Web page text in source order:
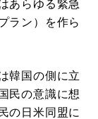
あらゆる緊急
ラン）を作ら
韓国の側に立
民の意識に想
の日米同盟に